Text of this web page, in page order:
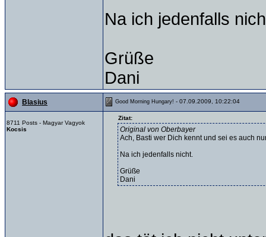
Na ich jedenfalls
Grüße
Dani
Blasius Good Morning Hungary! - 07.09.2009, 10:22:04
8711 Posts - Magyar Vagyok
Kocsis
Zitat:
Original von Oberbayer
Ach, Basti wer Dich kennt und sei es auch
Na ich jedenfalls nicht.
Grüße
Dani